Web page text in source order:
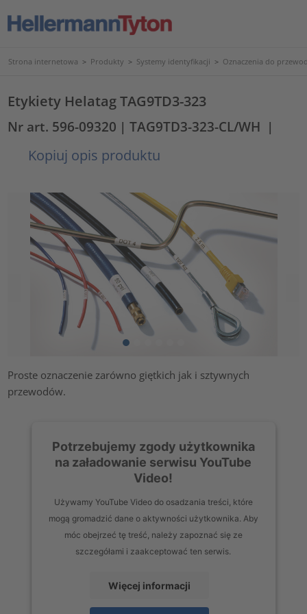
Strona internetowa > Produkty > Systemy identyfikacji > Oznaczenia do
Etykiety Helatag TAG9TD3-323
Nr art. 596-09320 | TAG9TD3-323-CL/WH |
Kopiuj opis produktu
Proste oznaczenie zarówno giętkich jak i sztywnych
przewodów.
Potrzebujemy zgody użytkownika
na załadowanie serwisu YouTube
Video!
Używamy YouTube Video do osadzania treści, które
mogą gromadzić dane o aktywności użytkownika. Aby
móc obejrzeć tę treść, należy zapoznać się ze
szczegółami i zaakceptować ten serwis.
Więcej informacji